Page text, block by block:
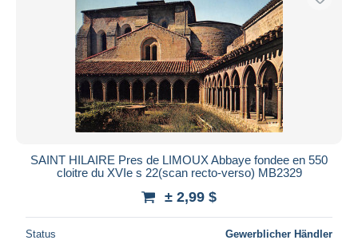
SAINT HILAIRE Pres de LIMOUX Abbaye fondee en 550
cloitre du XVIe s 22(scan recto-verso) MB2329
± 2,99 $
Status Gewerblicher Händler